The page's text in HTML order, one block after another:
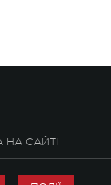
НА САЙТІ